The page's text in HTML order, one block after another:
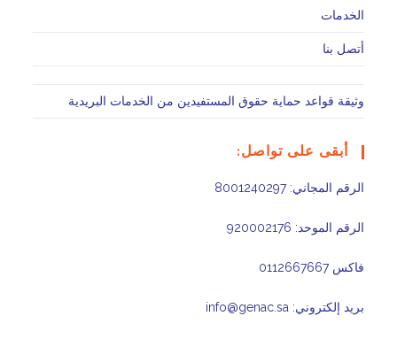
الخدمات
أتصل بنا
وثيقة قواعد حماية حقوق المستفيدين من الخدمات البريدية
أبقى على تواصل:
الرقم المجاني: 8001240297
الرقم الموحد: 920002176
فاكس 0112667667
بريد إلكتروني: info@genac.sa